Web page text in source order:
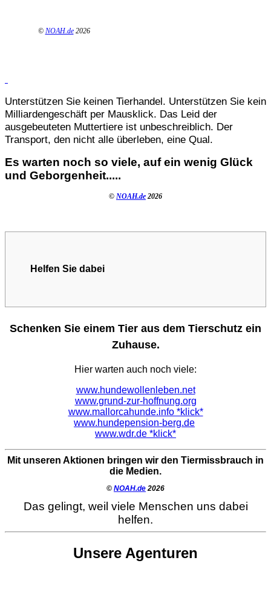
© NOAH.de 2026
Unterstützen Sie keinen Tierhandel. Unterstützen Sie kein
Milliardengeschäft per Mausklick. Das Leid der
ausgebeuteten Muttertiere ist unbeschreiblich. Der
Transport, den nicht alle überleben, eine Qual.
Es warten noch so viele, auf ein wenig Glück
und Geborgenheit.....
© NOAH.de 2026
Helfen Sie dabei
Schenken Sie einem Tier aus dem Tierschutz ein
Zuhause.
Hier warten auch noch viele:
www.hundewollenleben.net
www.grund-zur-hoffnung.org
www.mallorcahunde.info *klick*
www.hundepension-berg.de
www.wdr.de *klick*
Mit unseren Aktionen bringen wir den Tiermissbrauch in
die Medien.
© NOAH.de 2026
Das gelingt, weil viele Menschen uns dabei
helfen.
Unsere Agenturen